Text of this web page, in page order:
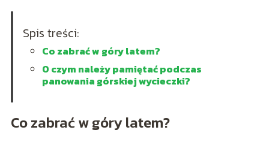
Spis treści:
Co zabrać w góry latem?
O czym należy pamiętać podczas
panowania górskiej wycieczki?
Co zabrać w góry latem?